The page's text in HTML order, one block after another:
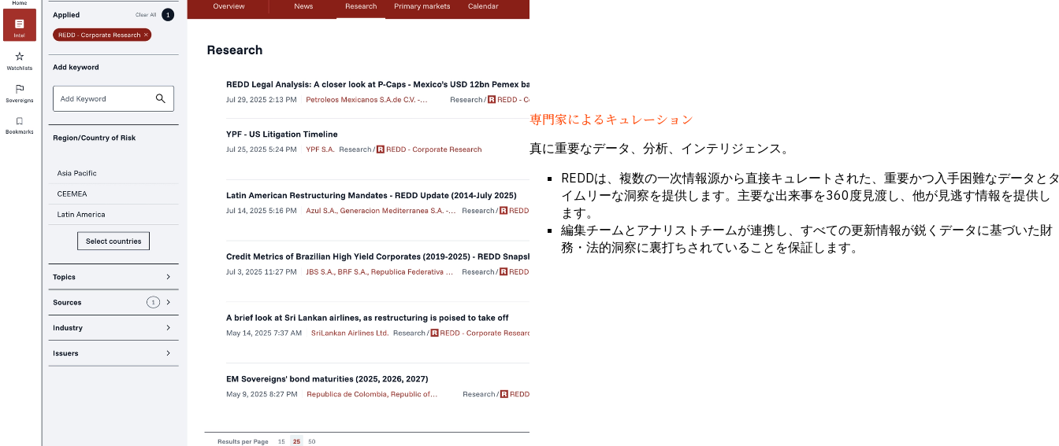
専門家によるキュレーション
真に重要なデータ、分析、インテリジェンス。
REDDは、複数の一次情報源から直接キュレートされた、重要かつ入手困難なデータと
イムリーな洞察を提供します。主要な出来事を360度見渡し、他が見逃す情報を提供し
ます。
編集チームとアナリストチームが連携し、すべての更新情報が鋭くデータに基づいた財
務・法的洞察に裏打ちされていることを保証します。